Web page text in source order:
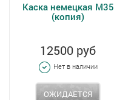
Каска немецкая М35
(копия)
12500 руб
Нет в наличии
ОЖИДАЕТСЯ